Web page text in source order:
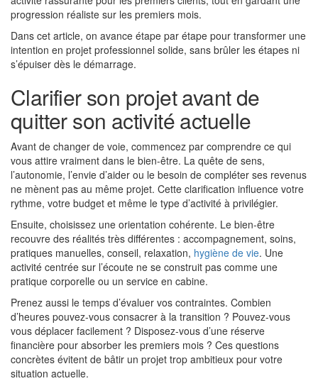
progression réaliste sur les premiers mois.
Dans cet article, on avance étape par étape pour transformer une
intention en projet professionnel solide, sans brûler les étapes ni
s’épuiser dès le démarrage.
Clarifier son projet avant de
quitter son activité actuelle
Avant de changer de voie, commencez par comprendre ce qui
vous attire vraiment dans le bien-être. La quête de sens,
l’autonomie, l’envie d’aider ou le besoin de compléter ses revenus
ne mènent pas au même projet. Cette clarification influence votre
rythme, votre budget et même le type d’activité à privilégier.
Ensuite, choisissez une orientation cohérente. Le bien-être
recouvre des réalités très différentes : accompagnement, soins,
pratiques manuelles, conseil, relaxation, hygiène de vie. Une
activité centrée sur l’écoute ne se construit pas comme une
pratique corporelle ou un service en cabine.
Prenez aussi le temps d’évaluer vos contraintes. Combien
d’heures pouvez-vous consacrer à la transition ? Pouvez-vous
vous déplacer facilement ? Disposez-vous d’une réserve
financière pour absorber les premiers mois ? Ces questions
concrètes évitent de bâtir un projet trop ambitieux pour votre
situation actuelle.